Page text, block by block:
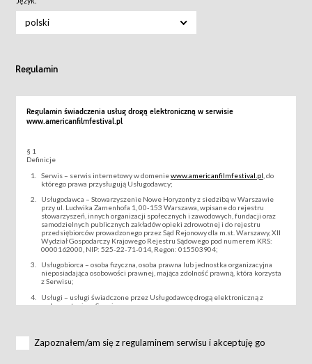
polski
Regulamin
Regulamin świadczenia usług drogą elektroniczną w serwisie
www.americanfilmfestival.pl
§ 1
Definicje
Serwis – serwis internetowy w domeniewww.americanfilmfestival.pl , do
którego prawa przysługują Usługodawcy;
Usługodawca – Stowarzyszenie Nowe Horyzonty z siedzibą w Warszawie
przy ul. Ludwika Zamenhofa 1, 00-153 Warszawa, wpisane do rejestru
stowarzyszeń, innych organizacji społecznych i zawodowych, fundacji oraz
samodzielnych publicznych zakładów opieki zdrowotnej i do rejestru
przedsiębiorców prowadzonego przez Sąd Rejonowy dla m.st. Warszawy, XII
Wydział Gospodarczy Krajowego Rejestru Sądowego pod numerem KRS:
0000162000, NIP: 525-22-71-014, Regon: 015503904;
Usługobiorca – osoba fizyczna, osoba prawna lub jednostka organizacyjna
nieposiadająca osobowości prawnej, mająca zdolność prawną, która korzysta
z Serwisu;
Usługi – usługi świadczone przez Usługodawcę drogą elektroniczną z
wykorzystaniem Serwisu;
za pośrednictwem Serwisu;
Zapoznałem/am się z regulaminem serwisu i akceptuję go